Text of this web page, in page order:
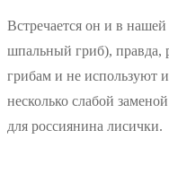
Встречается он и в
шпальный гриб), правда,
грибам и не используют
несколько слабой
для россиянина лисички.